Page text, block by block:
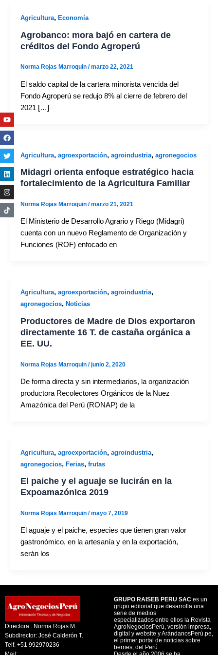
Agricultura, Economía
Agrobanco: mora bajó en cartera de
créditos del Fondo Agroperú
Norma Rojas Marroquin /marzo 22, 2021
El saldo capital de la cartera minorista vencida del
Fondo Agroperú se redujo 8% al cierre de febrero del
2021 […]
Agricultura, agroexportación, agroindustria, agronegocios
Midagri orienta enfoque estratégico hacia
fortalecimiento de la Agricultura Familiar
Norma Rojas Marroquin /marzo 21, 2021
El Ministerio de Desarrollo Agrario y Riego (Midagri)
cuenta con un nuevo Reglamento de Organización y
Funciones (ROF) enfocado en
Agricultura, agroexportación, agroindustria,
agronegocios, Noticias
Productores de Madre de Dios exportaron
directamente 16 T. de castaña orgánica a
EE. UU.
Norma Rojas Marroquin /junio 2, 2020
De forma directa y sin intermediarios, la organización
productora Recolectores Orgánicos de la Nuez
Amazónica del Perú (RONAP) de la
Agricultura, agroexportación, agroindustria,
agronegocios, Ferias, frutas
El paiche y el aguaje se lucirán en la
Expoamazónica 2019
Norma Rojas Marroquin /mayo 7, 2019
El aguaje y el paiche, especies que tienen gran valor
gastronómico, en la artesanía y en la exportación,
serán los
Directora : Norma Rojas M.
Subdirector: José Calderón T.
Telf. +51 992970236
Mail:
GRUPO RAISEB PERU SAC es un
grupo editorial que desarrolla una
serie de medios
especializados entre ellos la Revista
AgroNegociosPerú, versión impresa,
digital y website y ArándanosPerú.pe,
el primer portal de noticias sobre
berries, del Perú
Youtube
Facebook
Twitter
Linkedin
Instagram